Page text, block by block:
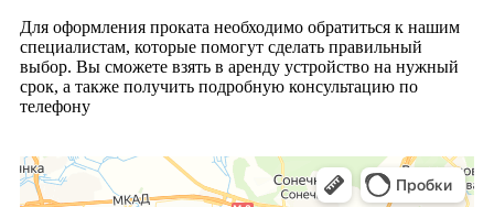
Для оформления проката необходимо обратиться к нашим
специалистам, которые помогут сделать правильный
выбор. Вы сможете взять в аренду устройство на нужный
срок, а также получить подробную консультацию по
телефону